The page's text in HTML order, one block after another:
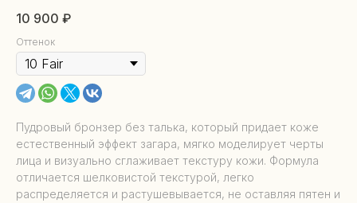
10 900 ₽
Оттенок
Пудровый бронзер без талька, который придает коже
естественный эффект загара, мягко моделирует черты
лица и визуально сглаживает текстуру кожи. Формула
отличается шелковистой текстурой, легко
распределяется и растушевывается, не оставляя пятен и